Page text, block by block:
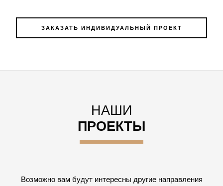
ЗАКАЗАТЬ ИНДИВИДУАЛЬНЫЙ ПРОЕКТ
НАШИ
ПРОЕКТЫ
Возможно вам будут интересны другие направления